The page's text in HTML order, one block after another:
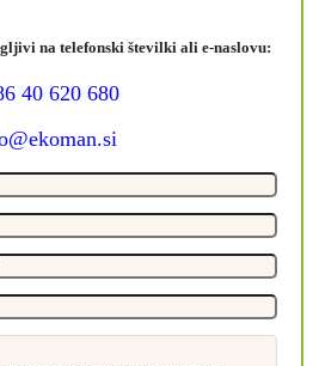
na telefonski številki ali e-naslovu:
40 620 680